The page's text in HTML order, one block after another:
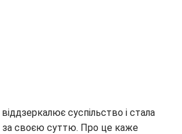
суспільство і стала
за своєю суттю. Про це каже